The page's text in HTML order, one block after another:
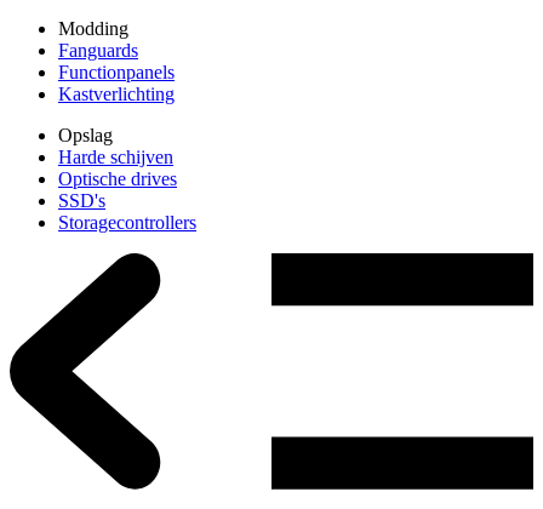
Modding
Fanguards
Functionpanels
Kastverlichting
Opslag
Harde schijven
Optische drives
SSD's
Storagecontrollers